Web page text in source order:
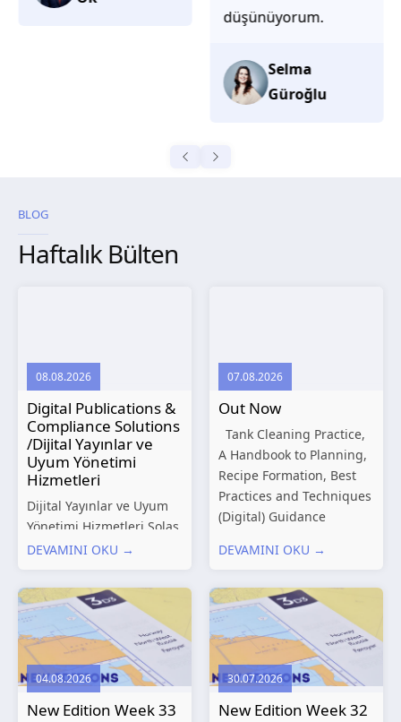
düşünüyorum.
Selma
Güroğlu
BLOG
Haftalık Bülten
08.08.2026
Digital Publications &
Compliance Solutions
/Dijital Yayınlar ve
Uyum Yönetimi
Hizmetleri
Dijital Yayınlar ve Uyum
Yönetimi Hizmetleri Solas
Marine, denizcilik
düzenleyici gereklilikleri
ve dijitalleşen
operasyonel ihtiyaçları
doğrultusunda kapsamlı
Dijital Yayınlar ve Uyum
Yönetimi çözümleri
sunmaktadır.
DEVAMINI OKU →
07.08.2026
Out Now
Tank Cleaning Practice,
A Handbook to Planning,
Recipe Formation, Best
Practices and Techniques
(Digital) Guidance
Structures – Consolidated
Shipping and the
Environment – A Guide to
Environmental
Compliance...
DEVAMINI OKU →
04.08.2026
New Edition Week 33
30.07.2026
New Edition Week 32